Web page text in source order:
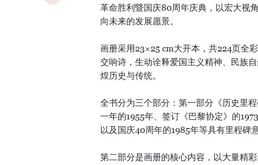
革命胜利暨国庆80周年庆典，以宏大视
向未来的发展愿景。
画册采用23×25 cm大开本，共224页全
交响诗，生动诠释爱国主义精神、民族
煌历史与传统。
全书分为三个部分：第一部分《历史里
一年的1955年、签订《巴黎协定》的
以及国庆40周年的1985年等具有里程碑
第二部分是画册的核心内容，以大量精